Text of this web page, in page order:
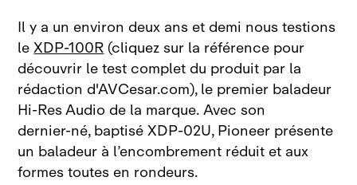
Il y a un environ deux ans et demi nous testions
leXDP‑100R(cliquez sur la référence pour
découvrir le test complet du produit par la
rédaction d'AVCesar.com), le premier baladeur
Hi‑Res Audio de la marque.Avec son
dernier‑né, baptiséXDP‑02U, Pioneer présente
un baladeur à l’encombrement réduit et aux
formes toutes en rondeurs.